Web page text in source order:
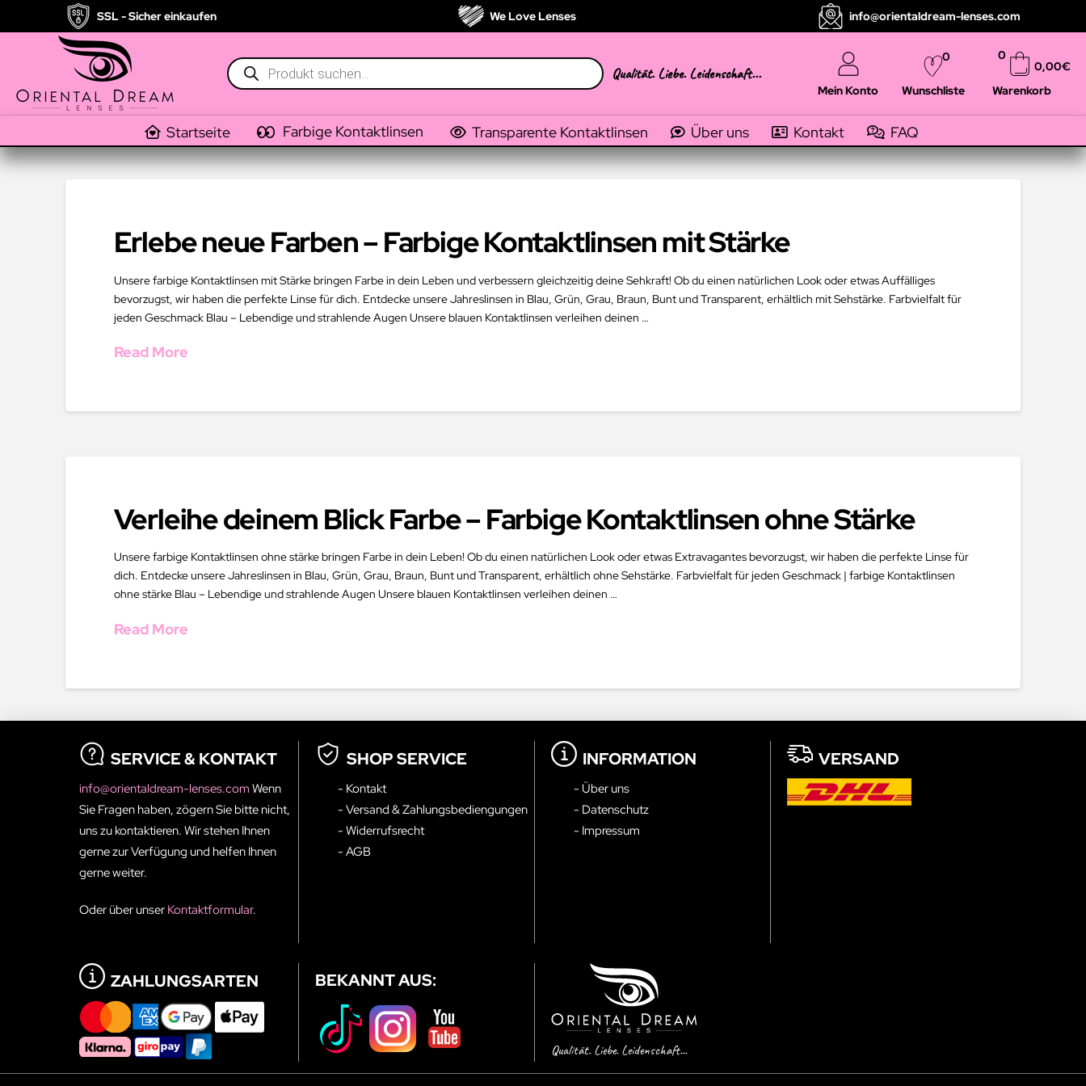
SSL - Sicher einkaufen We Love Lenses info@orientaldream-lenses.com
Products
search
Qualität. Liebe. Leidenschaft...
Mein Konto Wunschliste
0
Warenkorb
0,00€
0
Startseite Farbige Kontaktlinsen Transparente Kontaktlinsen Über uns Kontakt FAQ
Erlebe neue Farben – Farbige Kontaktlinsen mit Stärke
Unsere farbige Kontaktlinsen mit Stärke bringen Farbe in dein Leben und verbessern gleichzeitig deine Sehkraft! Ob du einen natürlichen Look oder etwas Auffälliges
bevorzugst, wir haben die perfekte Linse für dich. Entdecke unsere Jahreslinsen in Blau, Grün, Grau, Braun, Bunt und Transparent, erhältlich mit Sehstärke. Farbvielfalt für
jeden Geschmack Blau – Lebendige und strahlende Augen Unsere blauen Kontaktlinsen verleihen deinen …
Read More
Verleihe deinem Blick Farbe – Farbige Kontaktlinsen ohne Stärke
Unsere farbige Kontaktlinsen ohne stärke bringen Farbe in dein Leben! Ob du einen natürlichen Look oder etwas Extravagantes bevorzugst, wir haben die perfekte Linse für
dich. Entdecke unsere Jahreslinsen in Blau, Grün, Grau, Braun, Bunt und Transparent, erhältlich ohne Sehstärke. Farbvielfalt für jeden Geschmack | farbige Kontaktlinsen
ohne stärke Blau – Lebendige und strahlende Augen Unsere blauen Kontaktlinsen verleihen deinen …
Read More
SERVICE & KONTAKT
info@orientaldream-lenses.comWenn
Sie Fragen haben, zögern Sie bitte nicht,
uns zu kontaktieren. Wir stehen Ihnen
gerne zur Verfügung und helfen Ihnen
gerne weiter.
Oder über unserKontaktformular.
SHOP SERVICE
- Kontakt
- Versand & Zahlungsbediengungen
- Widerrufsrecht
- AGB
INFORMATION
- Über uns
- Datenschutz
- Impressum
VERSAND
ZAHLUNGSARTEN BEKANNT AUS:
Qualität. Liebe. Leidenschaft...